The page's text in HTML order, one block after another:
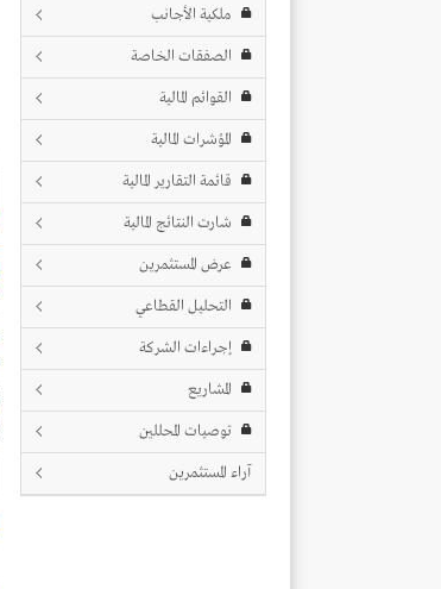
ملكية الأجانب
الصفقات الخاصة
القوائم المالية
المؤشرات المالية
قائمة التقارير المالية
شارت النتائج المالية
عرض المستثمرين
التحليل القطاعي
إجراءات الشركة
المشاريع
توصيات المحللين
آراء المستثمرين